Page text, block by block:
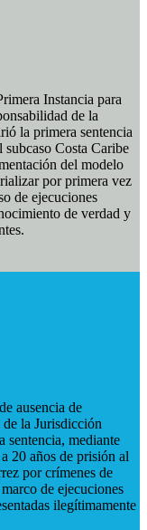
Instancia para
de la
la primera sentencia
subcaso Costa Caribe
del modelo
por primera vez
de ejecuciones
de verdad y
ausencia de
la Jurisdicción
sentencia, mediante
20 años de prisión al
por crímenes de
de ejecuciones
ilegítimamente